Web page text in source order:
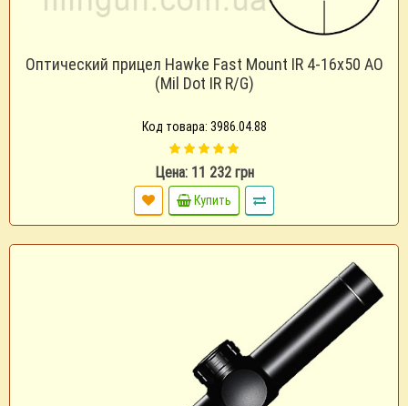
Оптический прицел Hawke Fast Mount IR 4-16x50 AO
(Mil Dot IR R/G)
Код товара: 3986.04.88
Цена: 11 232 грн
Купить